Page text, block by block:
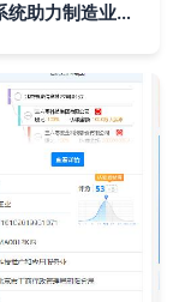
数字赋能再获加持 美腾科技数字化管控系统助力制造业高质量发展